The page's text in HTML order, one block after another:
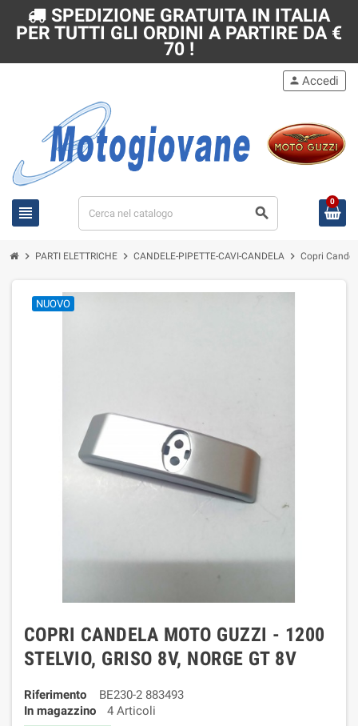
SPEDIZIONE GRATUITA IN ITALIA
PER TUTTI GLI ORDINI A PARTIRE DA €
70 !
view_headline search
person Accedi
0
chevron_right PARTI ELETTRICHE chevron_right CANDELE-PIPETTE-CAVI-CANDELA chevron_right Copri
NUOVO
COPRI CANDELA MOTO GUZZI - 1200
STELVIO, GRISO 8V, NORGE GT 8V
Riferimento
BE230-2 883493
In magazzino
4 Articoli